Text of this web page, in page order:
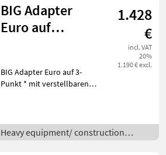
BIG Adapter
Euro auf
1.428
€
incl. VAT
20%
1.190 € excl.
BIG Adapter Euro auf 3-
Punkt * mit verstellbaren
Eigengewicht ca. 190 kg *
KAT 3 Heavy equipment/
Heavy equipment/ construction
machines /